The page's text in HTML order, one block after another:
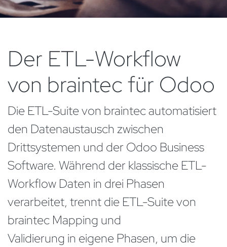
Der ETL-Workflow
von braintec für Odoo
Die ETL-Suite von braintec automatisiert
den Datenaustausch zwischen
Drittsystemen und der Odoo Business
Software. Während der klassische ETL-
Workflow Daten in drei Phasen
verarbeitet, trennt die ETL-Suite von
braintec Mapping und
Validierung in eigene Phasen, um die